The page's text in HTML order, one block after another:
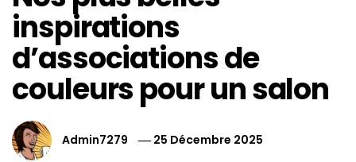
inspirations
d’associations de
couleurs pour un salon
Admin7279
25 Décembre 2025